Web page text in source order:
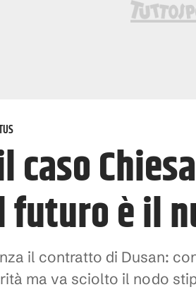
è il
il contratto di Dusan:
ma va sciolto il nodo